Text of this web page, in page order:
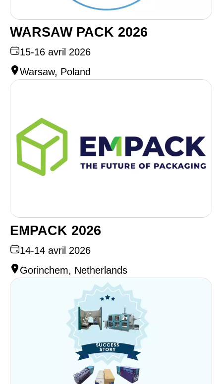
WARSAW PACK 2026
15-16 avril 2026
Warsaw, Poland
EMPACK 2026
14-14 avril 2026
Gorinchem, Netherlands